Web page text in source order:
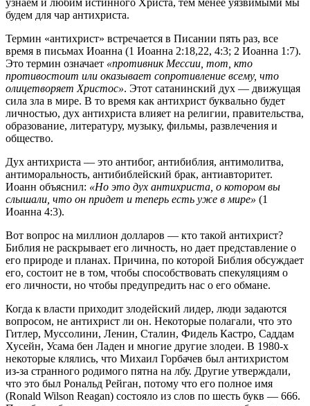
будем для чар антихриста.
Термин «антихрист» встречается в Писании пять раз, все
время в письмах Иоанна (1 Иоанна 2:18,22, 4:3; 2 Иоанна 1:7).
Это термин означает «противник Мессии, тот, кто
противостоит или оказывает сопротивление всему, что
олицетворяет Христос». Этот сатанинский дух — движущая
сила зла в мире. В то время как антихрист буквально будет
личностью, дух антихриста влияет на религии, правительства,
образование, литературу, музыку, фильмы, развлечения и
общество.
Дух антихриста — это антибог, антибиблия, антимолитва,
антиморальность, антибиблейский брак, антиавторитет.
Иоанн объяснил: «Но это дух антихриста, о котором вы
слышали, что он придет и теперь есть уже в мире» (1
Иоанна 4:3).
Вот вопрос на миллион долларов — кто такой антихрист?
Библия не раскрывает его личность, но дает представление о
его природе и планах. Причина, по которой Библия обсуждает
его, состоит не в том, чтобы способствовать спекуляциям о
его личности, но чтобы предупредить нас о его обмане.
Когда к власти приходит злодейский лидер, люди задаются
вопросом, не антихрист ли он. Некоторые полагали, что это
Гитлер, Муссолини, Ленин, Сталин, Фидель Кастро, Саддам
Хусейн, Усама бен Ладен и многие другие злодеи. В 1980-х
некоторые клялись, что Михаил Горбачев был антихристом
из-за странного родимого пятна на лбу. Другие утверждали,
что это был Рональд Рейган, потому что его полное имя
(Ronald Wilson Reagan) состояло из слов по шесть букв — 666.